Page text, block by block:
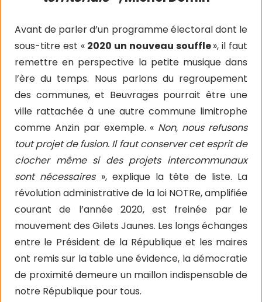
Avant de parler d’un programme électoral dont le
sous-titre est « 2020 un nouveau souffle», il faut
remettre en perspective la petite musique dans
l’ère du temps. Nous parlons du regroupement
des communes, et Beuvrages pourrait être une
ville rattachée à une autre commune limitrophe
comme Anzin par exemple. « Non, nous refusons
tout projet de fusion. Il faut conserver cet esprit de
clocher même si des projets intercommunaux
sont nécessaires », explique la tête de liste. La
révolution administrative de la loi NOTRe, amplifiée
courant de l’année 2020, est freinée par le
mouvement des Gilets Jaunes. Les longs échanges
entre le Président de la République et les maires
ont remis sur la table une évidence, la démocratie
de proximité demeure un maillon indispensable de
notre République pour tous.